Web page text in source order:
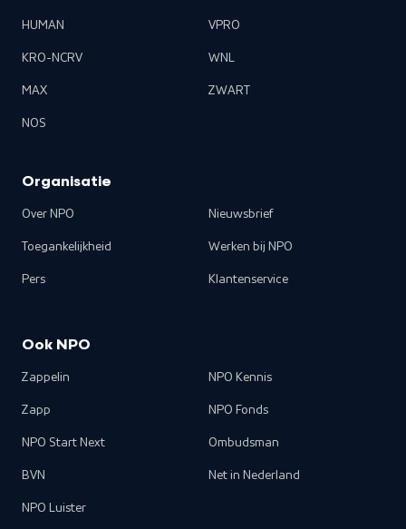
HUMAN
KRO-NCRV
MAX
NOS
VPRO
WNL
ZWART
Organisatie
Over NPO
Toegankelijkheid
Pers
Nieuwsbrief
Werken bij NPO
Klantenservice
Ook NPO
Zappelin
Zapp
NPO Start Next
BVN
NPO Luister
NPO Kennis
NPO Fonds
Ombudsman
Net in Nederland